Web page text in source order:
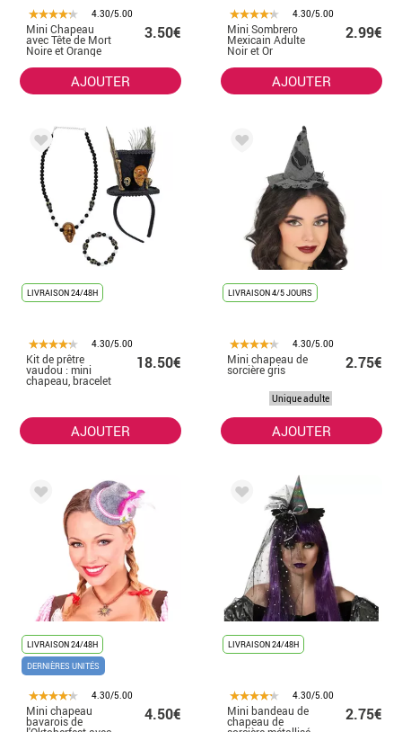
4.30/5.00
Mini Chapeau
avec Tête de Mort
Noire et Orange
3.50€
AJOUTER
4.30/5.00
Mini Sombrero
Mexicain Adulte
Noir et Or
2.99€
AJOUTER
LIVRAISON 24/48H
4.30/5.00
Kit de prêtre
vaudou : mini
chapeau, bracelet
et collier
18.50€
AJOUTER
LIVRAISON 4/5 JOURS
4.30/5.00
Mini chapeau de
sorcière gris 2.75€
Unique adulte
AJOUTER
LIVRAISON 24/48H
DERNIÈRES UNITÉS
4.30/5.00
Mini chapeau
bavarois de 4.50€
LIVRAISON 24/48H
4.30/5.00
Mini bandeau de
chapeau de 2.75€